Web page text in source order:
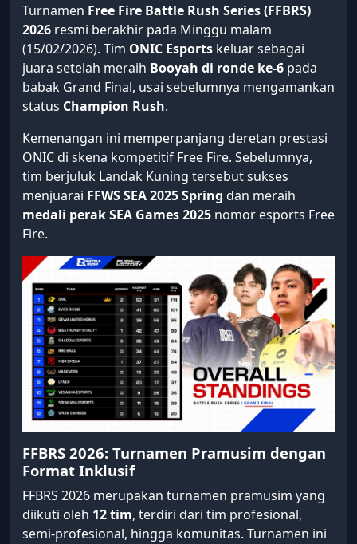
Turnamen Free Fire Battle Rush Series (FFBRS)
2026 resmi berakhir pada Minggu malam
(15/02/2026). Tim ONIC Esports keluar sebagai
juara setelah meraih Booyah di ronde ke-6 pada
babak Grand Final, usai sebelumnya mengamankan
status Champion Rush.
Kemenangan ini memperpanjang deretan prestasi
ONIC di skena kompetitif Free Fire. Sebelumnya,
tim berjuluk Landak Kuning tersebut sukses
menjuarai FFWS SEA 2025 Spring dan meraih
medali perak SEA Games 2025 nomor esports Free
Fire.
FFBRS 2026: Turnamen Pramusim dengan
Format Inklusif
FFBRS 2026 merupakan turnamen pramusim yang
diikuti oleh 12 tim, terdiri dari tim profesional,
semi-profesional, hingga komunitas. Turnamen ini